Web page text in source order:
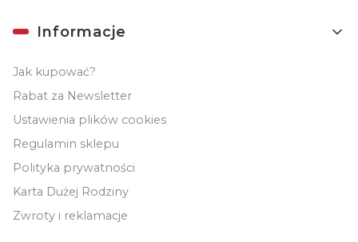
Informacje
Jak kupować?
Rabat za Newsletter
Ustawienia plików cookies
Regulamin sklepu
Polityka prywatności
Karta Dużej Rodziny
Zwroty i reklamacje